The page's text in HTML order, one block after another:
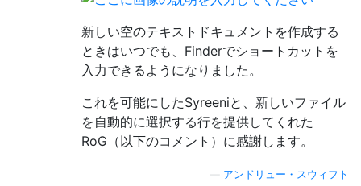
新しい空のテキストドキュメントを作成する
ときはいつでも、Finderでショートカットを
入力できるようになりました。
これを可能にしたSyreeniと、新しいファイル
を自動的に選択する行を提供してくれた
RoG（以下のコメント）に感謝します。
アンドリュー・スウィフト